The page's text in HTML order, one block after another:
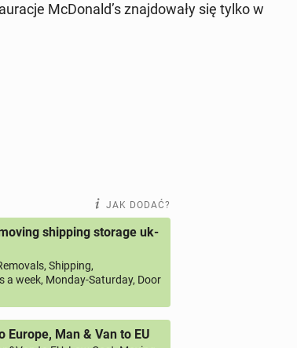
McDo­nald’s znaj­do­wa­ły się tylko w
JAK DODAĆ?
shipping storage uk-
Shipping,
a week, Monday-Saturday, Door
Europe, Man & Van to EU